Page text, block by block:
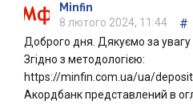
Minfin
8 лютого 2024, 11:44
#
Доброго дня. Дякуємо за увагу
Згідно з методологією:
https://minfin.com.ua/ua/
Акордбанк представлений в